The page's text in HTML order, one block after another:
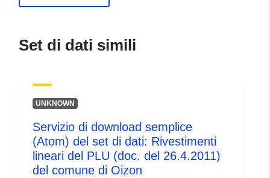
120066022-srv-5fa235c9-7106-
codelist/SpatialDataServiceType/
Set di dati simili
UNKNOWN
Servizio di download semplice
(Atom) del set di dati: Rivestimenti
lineari del PLU (doc. del 26.4.2011)
del comune di Oizon